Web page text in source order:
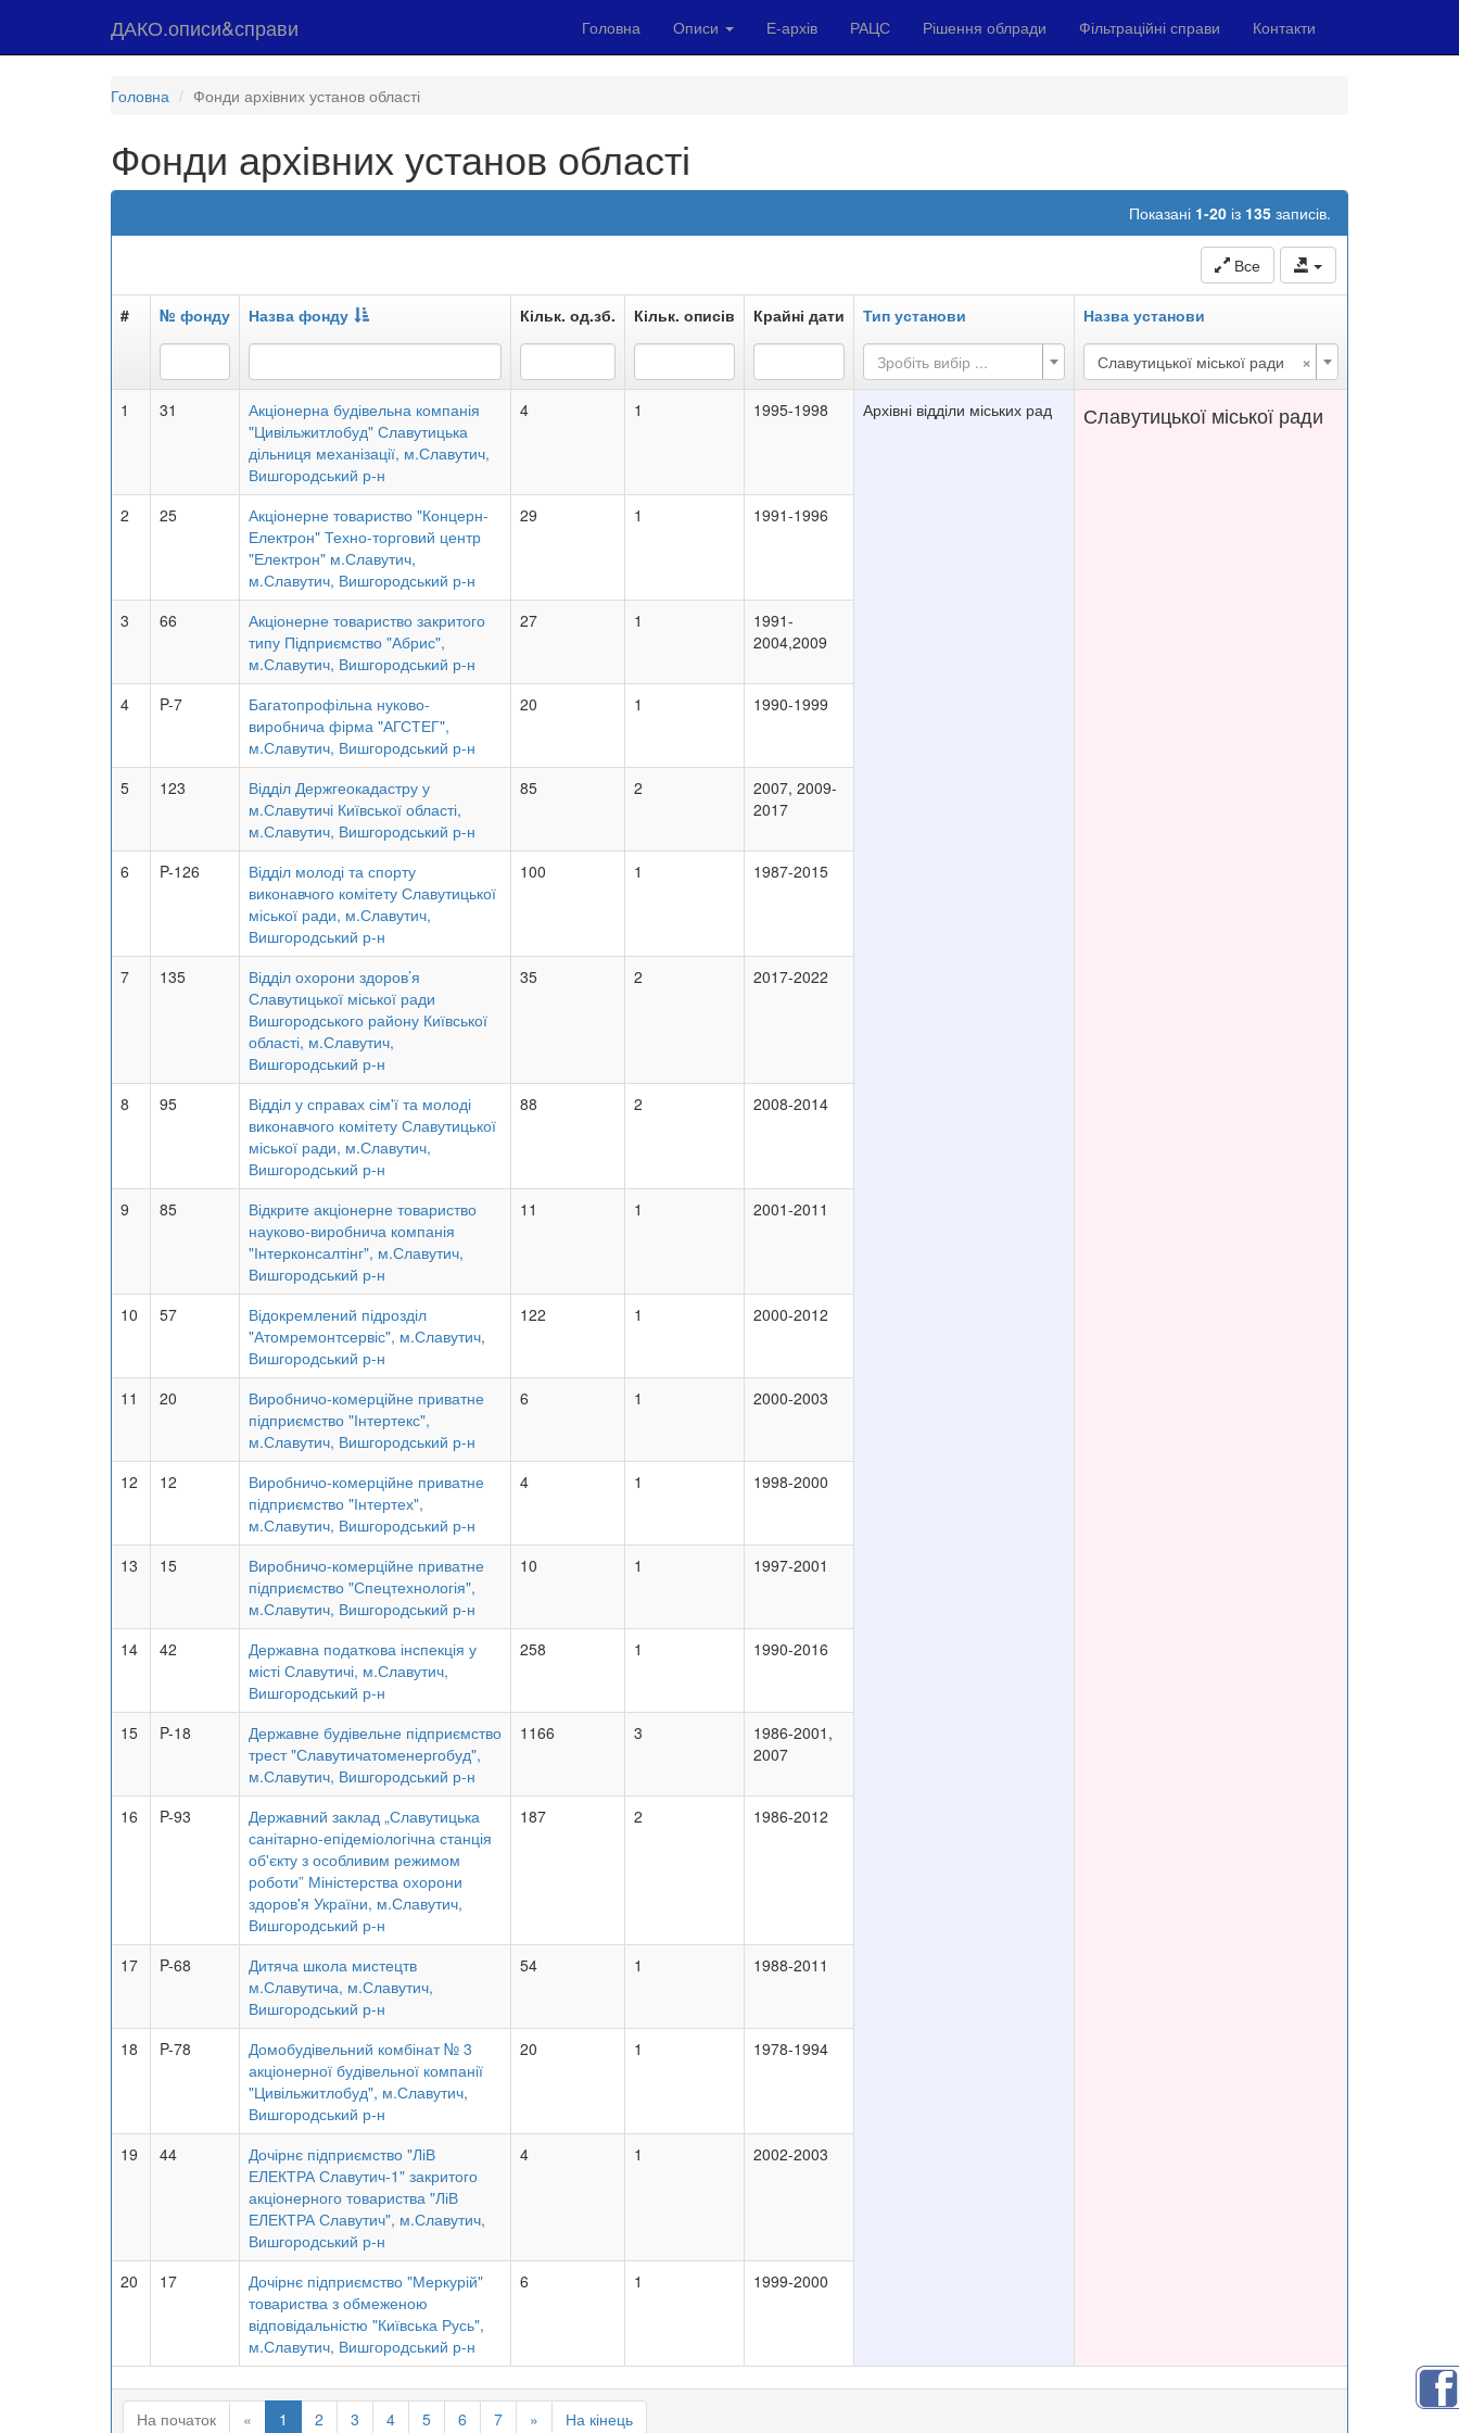
ДАКО.описи&справи Головна Описи Е-архів РАЦС Рішення облради Фільтраційні справи Контакти
Головна Фонди архівних установ області
Фонди архівних установ області
Показані 1-20 із 135 записів.
Все
# № фонду Назва фонду Кільк. од.зб. Кільк. описів Крайні дати Тип установи Назва установи
Зробіть вибір ... ×
Славутицької міської ради
1 31
Акціонерна будівельна компанія
"Цивільжитлобуд" Славутицька
дільниця механізації, м.Славутич,
Вишгородський р-н
4 1 1995-1998 Архівні відділи міських рад Славутицької міської ради
2 25
Акціонерне товариство "Концерн-
Електрон" Техно-торговий центр
"Електрон" м.Славутич,
м.Славутич, Вишгородський р-н
29 1 1991-1996
3 66
Акціонерне товариство закритого
типу Підприємство "Абрис",
м.Славутич, Вишгородський р-н
27 1
1991-
2004,2009
4 P-7
Багатопрофільна нуково-
виробнича фірма "АГСТЕГ",
м.Славутич, Вишгородський р-н
20 1 1990-1999
5 123
Відділ Держгеокадастру у
м.Славутичі Київської області,
м.Славутич, Вишгородський р-н
85 2
2007, 2009-
2017
6 P-126
Відділ молоді та спорту
виконавчого комітету Славутицької
міської ради, м.Славутич,
Вишгородський р-н
100 1 1987-2015
7 135
Відділ охорони здоров’я
Славутицької міської ради
Вишгородського району Київської
області, м.Славутич,
Вишгородський р-н
35 2 2017-2022
8 95
Відділ у справах сім'ї та молоді
виконавчого комітету Славутицької
міської ради, м.Славутич,
Вишгородський р-н
88 2 2008-2014
9 85
Відкрите акціонерне товариство
науково-виробнича компанія
"Інтерконсалтінг", м.Славутич,
Вишгородський р-н
11 1 2001-2011
10 57
Відокремлений підрозділ
"Атомремонтсервіс", м.Славутич,
Вишгородський р-н
122 1 2000-2012
11 20
Виробничо-комерційне приватне
підприємство "Інтертекс",
м.Славутич, Вишгородський р-н
6 1 2000-2003
12 12
Виробничо-комерційне приватне
підприємство "Інтертех",
м.Славутич, Вишгородський р-н
4 1 1998-2000
13 15
Виробничо-комерційне приватне
підприємство "Спецтехнологія",
м.Славутич, Вишгородський р-н
10 1 1997-2001
14 42
Державна податкова інспекція у
місті Славутичі, м.Славутич,
Вишгородський р-н
258 1 1990-2016
15 P-18
Державне будівельне підприємство
трест "Славутичатоменергобуд",
м.Славутич, Вишгородський р-н
1166 3
1986-2001,
2007
16 P-93
Державний заклад „Славутицька
санітарно-епідеміологічна станція
об'єкту з особливим режимом
роботи” Міністерства охорони
здоров'я України, м.Славутич,
Вишгородський р-н
187 2 1986-2012
17 P-68
Дитяча школа мистецтв
м.Славутича, м.Славутич,
Вишгородський р-н
54 1 1988-2011
18 P-78
Домобудівельний комбінат № 3
акціонерної будівельної компанії
"Цивільжитлобуд", м.Славутич,
Вишгородський р-н
20 1 1978-1994
19 44
Дочірнє підприємство "ЛіВ
ЕЛЕКТРА Славутич-1" закритого
акціонерного товариства "ЛіВ
ЕЛЕКТРА Славутич", м.Славутич,
Вишгородський р-н
4 1 2002-2003
20 17
Дочірнє підприємство "Меркурій"
товариства з обмеженою
відповідальністю "Київська Русь",
м.Славутич, Вишгородський р-н
6 1 1999-2000
На початок « 1 2 3 4 5 6 7 » На кінець